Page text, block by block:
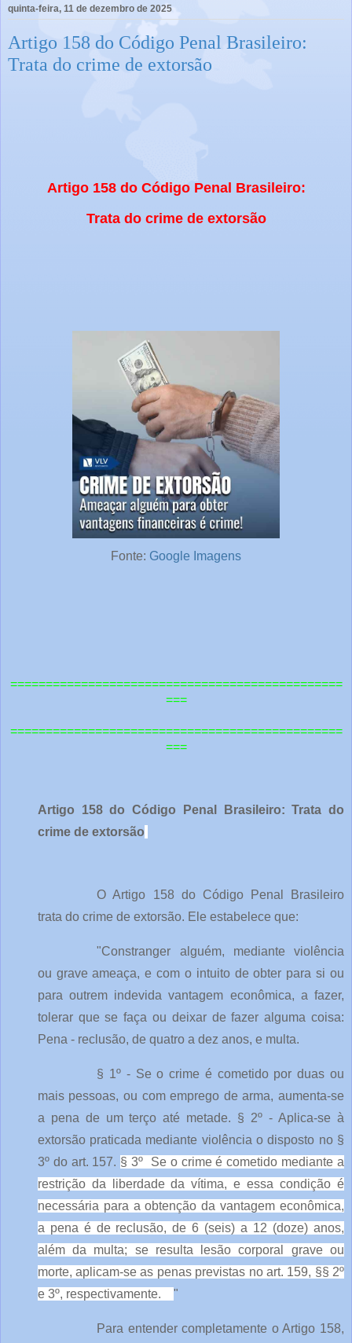
quinta-feira, 11 de dezembro de 2025
Artigo 158 do Código Penal Brasileiro:
Trata do crime de extorsão
Artigo 158 do Código Penal Brasileiro:
Trata do crime de extorsão
Fonte: Google Imagens
===============================================
===
===============================================
===
Artigo 158 do Código Penal Brasileiro: Trata do
crime de extorsão
O Artigo 158 do Código Penal Brasileiro
trata do crime de extorsão. Ele estabelece que:
"Constranger alguém, mediante violência
ou grave ameaça, e com o intuito de obter para si ou
para outrem indevida vantagem econômica, a fazer,
tolerar que se faça ou deixar de fazer alguma coisa:
Pena - reclusão, de quatro a dez anos, e multa.
§ 1º - Se o crime é cometido por duas ou
mais pessoas, ou com emprego de arma, aumenta-se
a pena de um terço até metade. § 2º - Aplica-se à
extorsão praticada mediante violência o disposto no §
3º do art. 157. § 3º Se o crime é cometido mediante a
restrição da liberdade da vítima, e essa condição é
necessária para a obtenção da vantagem econômica,
a pena é de reclusão, de 6 (seis) a 12 (doze) anos,
além da multa; se resulta lesão corporal grave ou
morte, aplicam-se as penas previstas no art. 159, §§ 2º
e 3º, respectivamente. "
Para entender completamente o Artigo 158,